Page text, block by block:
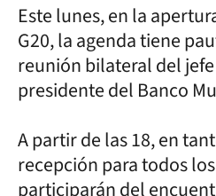
Este lunes, en la
G20, la agenda tiene
reunión bilateral del
presidente del Banco
A partir de las 18, en
recepción para todos
participarán del